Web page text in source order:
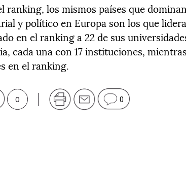
ranking, los mismos países que
y político en Europa son los que
en el ranking a 22 de sus
cada una con 17 instituciones,
en el ranking.
0 0